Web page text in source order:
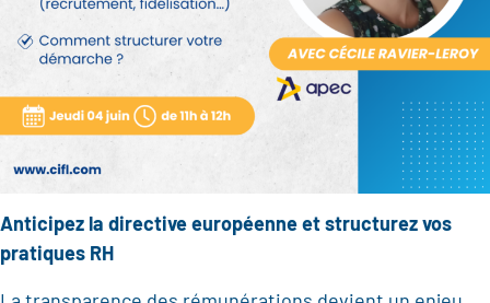
Anticipez la directive européenne et structurez vos
pratiques RH